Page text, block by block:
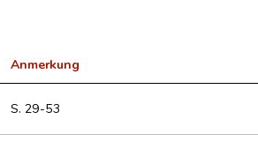
Anmerkung
S. 29-53